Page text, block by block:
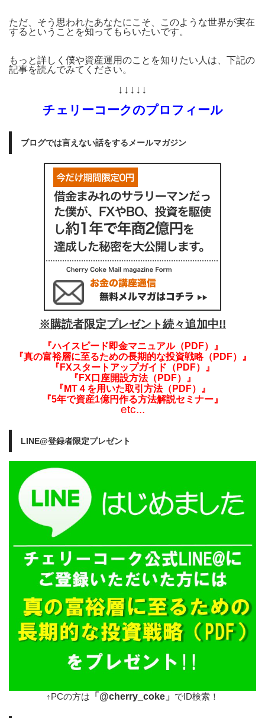
ただ、そう思われたあなたにこそ、このような世界が実在
するということを知ってもらいたいです。
もっと詳しく僕や資産運用のことを知りたい人は、下記の
記事を読んでみてください。
↓↓↓↓↓
チェリーコークのプロフィール
ブログでは言えない話をするメールマガジン
※購読者限定プレゼント続々追加中!!
『ハイスピード即金マニュアル（PDF）』
『真の富裕層に至るための長期的な投資戦略（PDF）』
『FXスタートアップガイド（PDF）』
『FX口座開設方法（PDF）』
『MT４を用いた取引方法（PDF）』
『5年で資産1億円作る方法解説セミナー』
etc...
LINE@登録者限定プレゼント
↑PCの方は 「@cherry_coke」 でID検索！